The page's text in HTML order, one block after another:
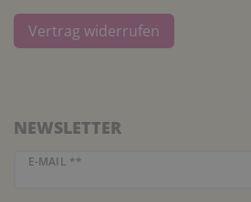
Vertrag widerrufen
NEWSLETTER
E-MAIL **
Newsletter Honig